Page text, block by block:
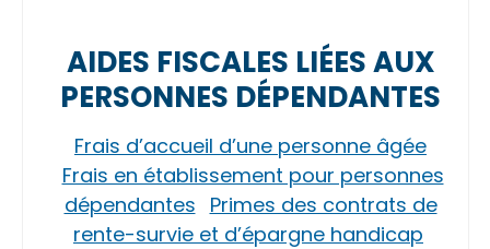
AIDES FISCALES LIÉES AUX
PERSONNES DÉPENDANTES
Frais d’accueil d’une personne âgée
Frais en établissement pour personnes
dépendantes Primes des contrats de
rente-survie et d’épargne handicap